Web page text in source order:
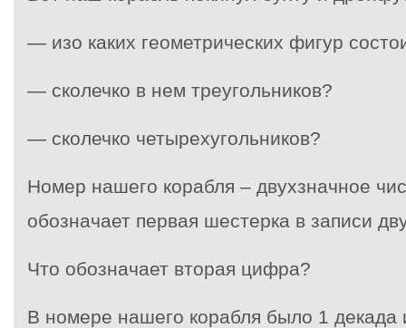
— изо каких геометрических фигур
— сколечко в нем треугольников?
— сколечко четырехугольников?
Номер нашего корабля – двухзначное
обозначает первая шестерка в записи
Что обозначает вторая цифра?
В номере нашего корабля было 1 декада